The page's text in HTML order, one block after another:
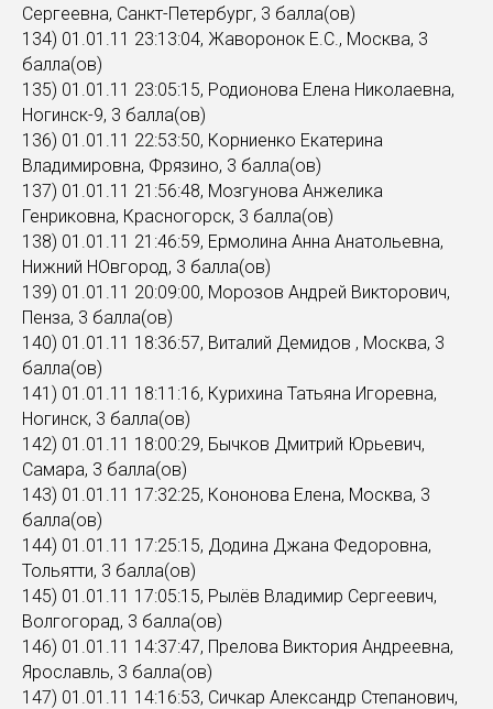
Сергеевна, Санкт-Петербург, 3 балла(ов)
134) 01.01.11 23:13:04, Жаворонок Е.С., Москва, 3
балла(ов)
135) 01.01.11 23:05:15, Родионова Елена Николаевна,
Ногинск-9, 3 балла(ов)
136) 01.01.11 22:53:50, Корниенко Екатерина
Владимировна, Фрязино, 3 балла(ов)
137) 01.01.11 21:56:48, Мозгунова Анжелика
Генриковна, Красногорск, 3 балла(ов)
138) 01.01.11 21:46:59, Ермолина Анна Анатольевна,
Нижний НОвгород, 3 балла(ов)
139) 01.01.11 20:09:00, Морозов Андрей Викторович,
Пенза, 3 балла(ов)
140) 01.01.11 18:36:57, Виталий Демидов , Москва, 3
балла(ов)
141) 01.01.11 18:11:16, Курихина Татьяна Игоревна,
Ногинск, 3 балла(ов)
142) 01.01.11 18:00:29, Бычков Дмитрий Юрьевич,
Самара, 3 балла(ов)
143) 01.01.11 17:32:25, Кононова Елена, Москва, 3
балла(ов)
144) 01.01.11 17:25:15, Додина Джана Федоровна,
Тольятти, 3 балла(ов)
145) 01.01.11 17:05:15, Рылёв Владимир Сергеевич,
Волгогорад, 3 балла(ов)
146) 01.01.11 14:37:47, Прелова Виктория Андреевна,
Ярославль, 3 балла(ов)
147) 01.01.11 14:16:53, Сичкар Александр Степанович,